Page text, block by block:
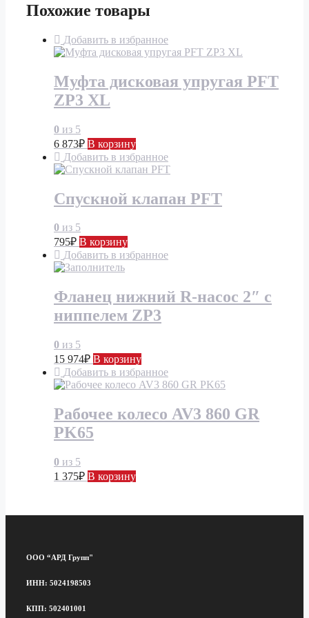
Похожие товары
Добавить в избранное
Муфта дисковая упругая PFT
ZP3 XL
0 из 5
6 873₽ В корзину
Добавить в избранное
Спускной клапан PFT
0 из 5
795₽ В корзину
Добавить в избранное
Фланец нижний R-насос 2″ с
ниппелем ZP3
0 из 5
15 974₽ В корзину
Добавить в избранное
Рабочее колесо AV3 860 GR
PK65
0 из 5
1 375₽ В корзину
ООО “АРД Групп"
ИНН: 5024198503
КПП: 502401001